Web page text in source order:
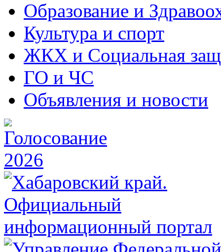
Образование и
Культура и спорт
ЖКХ и Социальная
ГО и ЧС
Объявления и новости